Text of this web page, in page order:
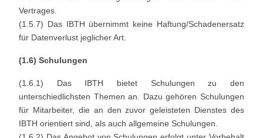
Vertrages.
(1.5.7) Das IBTH übernimmt keine Haftung/Schadenersatz
für Datenverlust jeglicher Art.
(1.6) Schulungen
(1.6.1) Das IBTH bietet Schulungen zu den
unterschiedlichsten Themen an. Dazu gehören Schulungen
für Mitarbeiter, die an den zuvor geleisteten Dienstes des
IBTH orientiert sind, als auch allgemeine Schulungen.